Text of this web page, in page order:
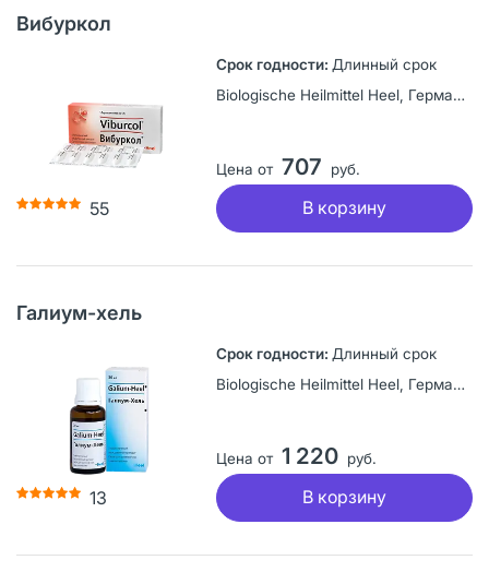
Вибуркол
55
Длинный срок
Biologische Heilmittel Heel, Германия
Цена от 707 руб.
В корзину
Галиум-хель
13
Длинный срок
Biologische Heilmittel Heel, Германия
Цена от 1 220 руб.
В корзину